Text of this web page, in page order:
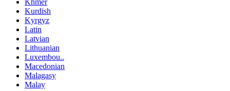
Kurdish
Kyrgyz
Latin
Latvian
Lithuanian
Luxembou..
Macedonian
Malagasy
Malay